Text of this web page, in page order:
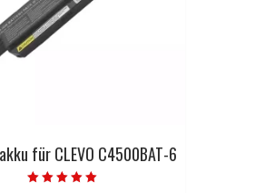
für CLEVO C4500BAT-6